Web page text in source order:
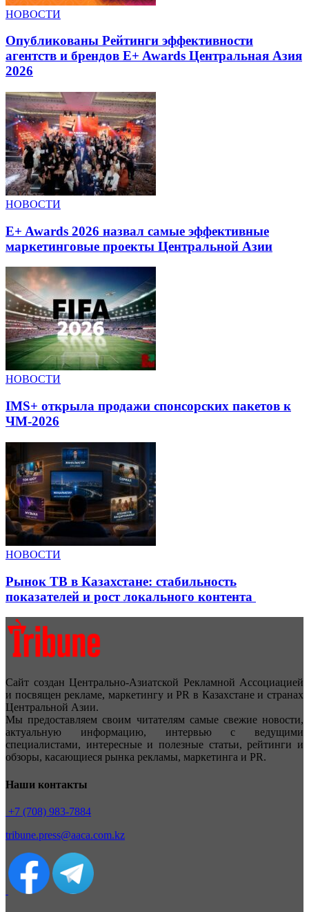
НОВОСТИ
Опубликованы Рейтинги эффективности
агентств и брендов E+ Awards Центральная Азия
2026
НОВОСТИ
E+ Awards 2026 назвал самые эффективные
маркетинговые проекты Центральной Азии
НОВОСТИ
IMS+ открыла продажи спонсорских пакетов к
ЧМ-2026
НОВОСТИ
Рынок ТВ в Казахстане: стабильность
показателей и рост локального контента
Сайт создан Центрально-Азиатской Рекламной Ассоциацией
и посвящен рекламе, маркетингу и PR в Казахстане и странах
Центральной Азии.
Мы предоставляем своим читателям самые свежие новости,
актуальную информацию, интервью с ведущими
специалистами, интересные и полезные статьи, рейтинги и
обзоры, касающиеся рынка рекламы, маркетинга и PR.
Наши контакты
+7 (708) 983-7884
tribune.press@aaca.com.kz